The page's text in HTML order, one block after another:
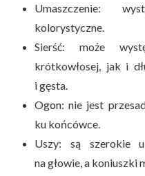
Umaszczenie:
kolorystyczne.
Sierść: może
krótkowłosej, jak i
i gęsta.
Ogon: nie jest
ku końcówce.
Uszy: są szerokie
na głowie, a koniuszki